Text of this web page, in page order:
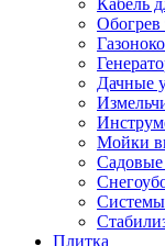
Кабель
Обогрев
Дачные
Мойки
Садовые
Системы
Плитка